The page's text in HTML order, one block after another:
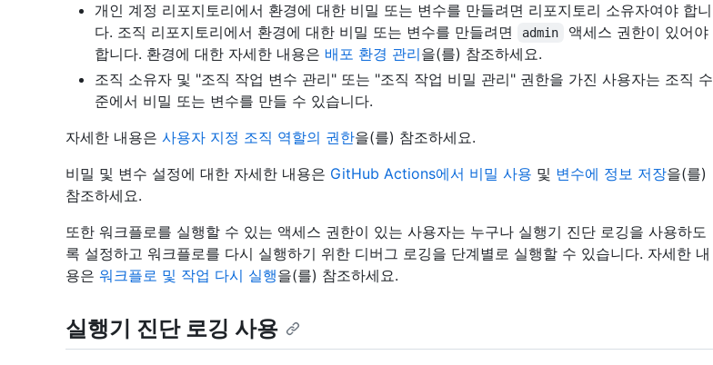
개인 계정 리포지토리에서 환경에 대한 비밀 또는 변수를 만들려면 리포지토리 소유자여야 합니
다. 조직 리포지토리에서 환경에 대한 비밀 또는 변수를 만들려면
admin
액세스 권한이 있어야
합니다. 환경에 대한 자세한 내용은 배포 환경 관리을(를) 참조하세요.
조직 소유자 및 "조직 작업 변수 관리" 또는 "조직 작업 비밀 관리" 권한을 가진 사용자는 조직 수
준에서 비밀 또는 변수를 만들 수 있습니다.
자세한 내용은 사용자 지정 조직 역할의 권한을(를) 참조하세요.
비밀 및 변수 설정에 대한 자세한 내용은 GitHub Actions에서 비밀 사용 및 변수에 정보 저장을(를)
참조하세요.
또한 워크플로를 실행할 수 있는 액세스 권한이 있는 사용자는 누구나 실행기 진단 로깅을 사용하도
록 설정하고 워크플로를 다시 실행하기 위한 디버그 로깅을 단계별로 실행할 수 있습니다. 자세한 내
용은 워크플로 및 작업 다시 실행을(를) 참조하세요.
실행기 진단 로깅 사용